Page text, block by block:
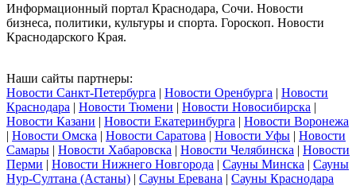
Информационный портал Краснодара, Сочи. Новости
бизнеса, политики, культуры и спорта. Гороскоп. Новости
Краснодарского Края.
Наши сайты партнеры:
Новости Санкт-Петербурга | Новости Оренбурга | Новости
Краснодара | Новости Тюмени | Новости Новосибирска |
Новости Казани | Новости Екатеринбурга | Новости Воронежа
| Новости Омска | Новости Саратова | Новости Уфы | Новости
Самары | Новости Хабаровска | Новости Челябинска | Новости
Перми | Новости Нижнего Новгорода | Сауны Минска | Сауны
Нур-Султана (Астаны) | Сауны Еревана | Сауны Краснодара